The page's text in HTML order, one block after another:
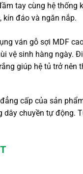
tay cùng hệ thống
kín đáo và ngăn nắp.
ván gỗ sợi MDF
vệ sinh hàng ngày.
giúp hệ tủ trở
cấp của sản
chuyền tự động.